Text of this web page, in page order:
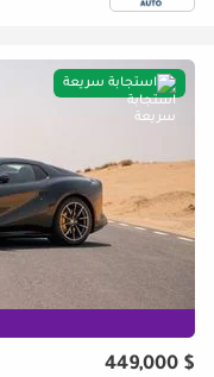
استجابة سريعة
$ 449,000